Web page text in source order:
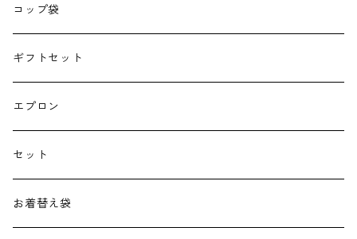
巾着
授乳クッション
よだれカバー
抱っこ紐
子供用バッグ
コップ袋
ギフトセット
エプロン
セット
お着替え袋